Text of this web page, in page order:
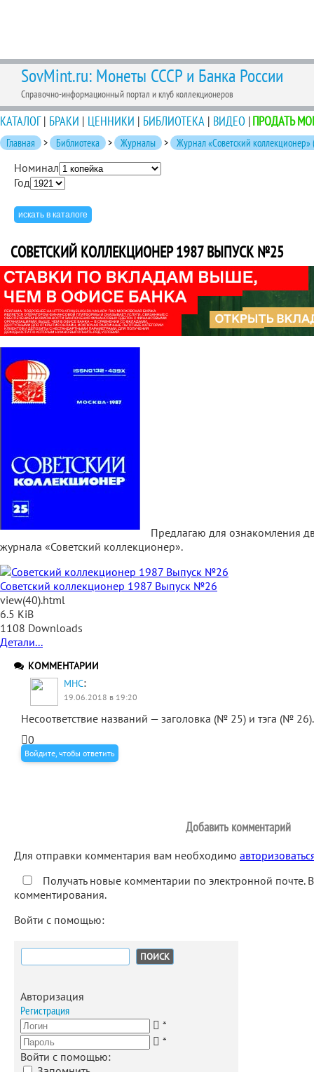
SovMint.ru: Монеты СССР и Банка России
Справочно-информационный портал и клуб коллекционеров
КАТАЛОГ| БРАКИ | ЦЕННИКИ | БИБЛИОТЕКА | ВИДЕО |ПРОДАТЬ
Главная > Библиотека > Журналы > Журнал «Советский
Номинал
Год
СОВЕТСКИЙ КОЛЛЕКЦИОНЕР 1987 ВЫПУСК №25
Предлагаю для ознакомления
журнала «Советский коллекционер».
Советский коллекционер 1987 Выпуск №26
view(40).html
6.5 KiB
1108 Downloads
Детали...
КОММЕНТАРИИ
MHC:
19.06.2018 в 19:20
Несоответствие названий — заголовка (№ 25) и тэга (№ 26).
0
Войдите, чтобы ответить
Добавить комментарий
Для отправки комментария вам необходимо
Получать новые комментарии по электронной почте.
комментирования.
Войти с помощью:
Найти:
Авторизация
Регистрация
*
*
Войти с помощью: